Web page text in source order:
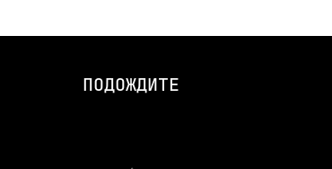
ПОДОЖДИТЕ